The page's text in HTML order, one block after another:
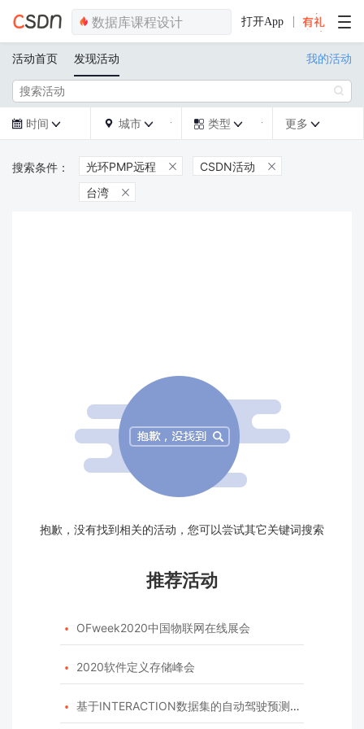
打开App
活动首页 发现活动 我的活动

 时间   城市   类型  更多 
光环PMP远程  CSDN活动 
台湾 
抱歉，没有找到相关的活动，您可以尝试其它关键词搜索
推荐活动
 OFweek2020中国物联网在线展会
 2020软件定义存储峰会
 基于INTERACTION数据集的自动驾驶预测模型挑战赛